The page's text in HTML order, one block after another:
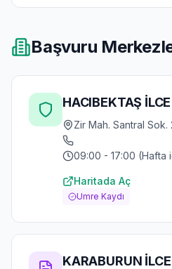
Başvuru
HACIBEKTAŞ
Zir Mah. Santral
09:00 - 17:00 (Hafta
Haritada Aç
Umre Kaydı
KARABURUN